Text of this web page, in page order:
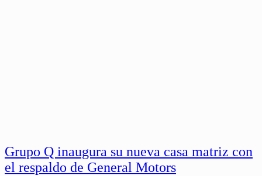
Grupo Q inaugura su nueva casa matriz con
el respaldo de General Motors